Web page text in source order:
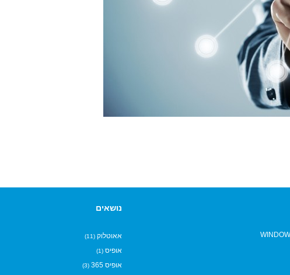
נושאים
אאוטלוק (11)
אופיס (1)
אופיס 365 (3)